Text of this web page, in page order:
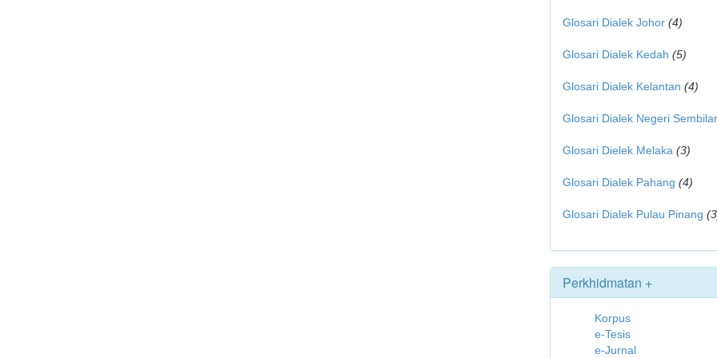
Glosari Dialek Johor (4)
Glosari Dialek Kedah (5)
Glosari Dialek Kelantan (4)
Glosari Dialek Negeri
Glosari Dielek Melaka (3)
Glosari Dialek Pahang (4)
Glosari Dialek Pulau Pinang
Perkhidmatan +
Korpus
e-Tesis
e-Jurnal